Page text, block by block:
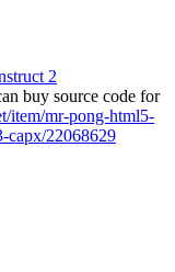
2
buy source code for
item/mr-pong-html5-
capx/22068629